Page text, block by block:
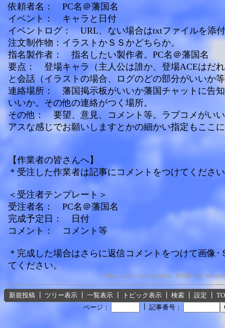
依頼者名： PC名＠藩国名
イベント： キャラと日付
イベントログ： URL、ない場合はtxtファイルを添
注文制作物：イラストかＳＳかどちらか。
指名製作者： 指名したい製作者。PC名＠藩国名
要点： 登場キャラ（主人公は誰か、登場ACEはだ
と会話（イラストの場合、ログのどの部分がいいか
連絡場所： 藩国掲示板がいいか藩国チャットに告
いいか。その他の連絡がつく場所。
その他： 要望、意見、コメント等。ラブコメがい
アスな感じでお願いしますとかの細かい指定もここ
【作業者の皆さんへ】
＊受注した作業者は記事にコメントをつけてくださ
＜受注者テンプレート＞
受注者名： PC名＠藩国名
完成予定日： 日付
コメント： コメント等
＊完成した場合はさらに返信コメントをつけて画像･
てください。
<Mozilla/4.0 (compatible; MSIE 6.0;
新規投稿 ツリー表示 一覧表示 トピック表示 検索 設定
ページ：
記事番号：